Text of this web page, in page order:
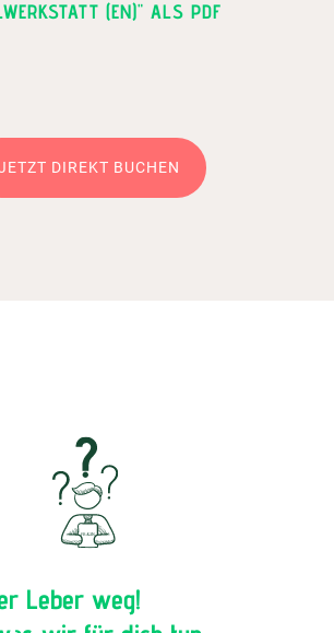
(EN)" ALS PDF
DIREKT BUCHEN
Leber weg!